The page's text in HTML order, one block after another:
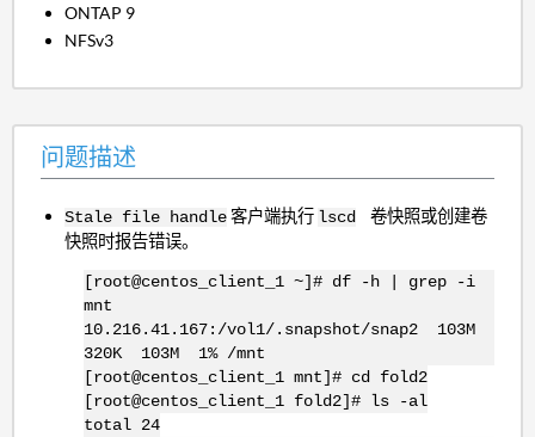
ONTAP 9
NFSv3
问题描述
Stale file handle客户端执行 lscd 卷快照或创建卷
快照时报告错误。
[root@centos_client_1 ~]# df -h | grep -i
mnt
10.216.41.167:/vol1/.snapshot/snap2 103M
320K 103M 1% /mnt
[root@centos_client_1 mnt]# cd fold2
[root@centos_client_1 fold2]# ls -al
total 24